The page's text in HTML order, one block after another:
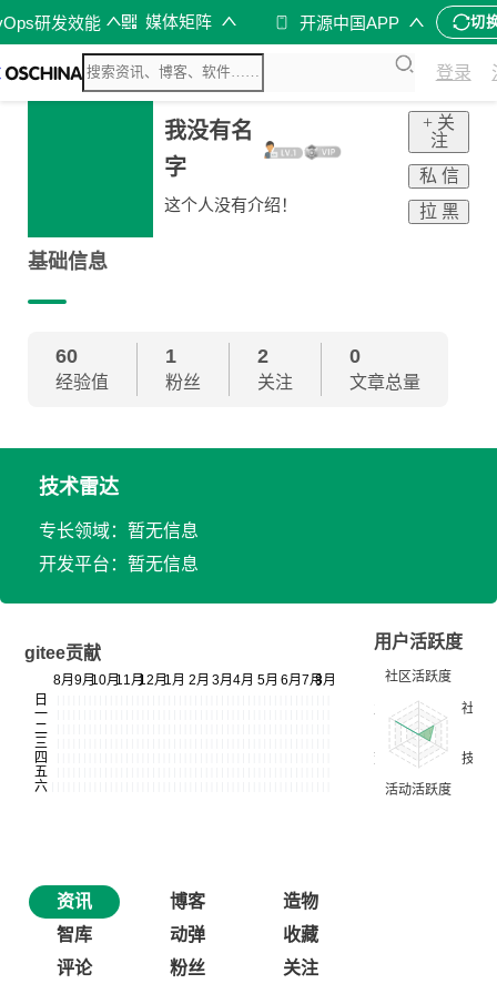
研发效能 媒体矩阵 开源中国APP 切
登录
我没有名
字
这个人没有介绍！
+ 关
注
私 信
拉 黑
基础信息
60
经验值
1
粉丝
2
关注
0
文章总量
技术雷达
专长领域：暂无信息
开发平台：暂无信息
gitee贡献
用户活跃度
资讯 博客
造物
智库
动弹
收藏
评论
粉丝 关注